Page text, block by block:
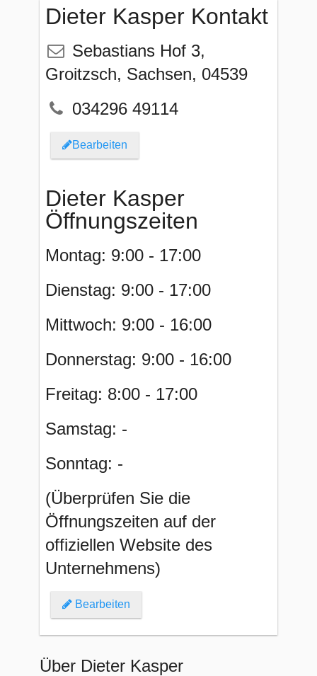
Dieter Kasper Kontakt
Sebastians Hof 3,
Groitzsch, Sachsen, 04539
034296 49114
Bearbeiten
Dieter Kasper
Öffnungszeiten
Montag: 9:00 - 17:00
Dienstag: 9:00 - 17:00
Mittwoch: 9:00 - 16:00
Donnerstag: 9:00 - 16:00
Freitag: 8:00 - 17:00
Samstag: -
Sonntag: -
(Überprüfen Sie die
Öffnungszeiten auf der
offiziellen Website des
Unternehmens)
Bearbeiten
Über Dieter Kasper